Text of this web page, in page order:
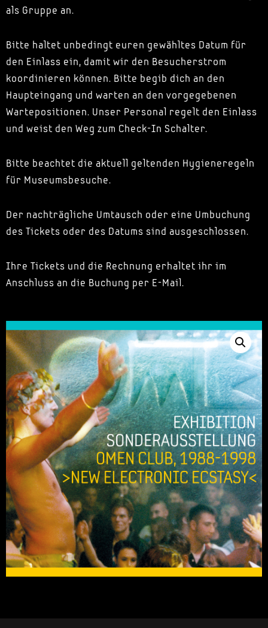
als Gruppe an.
Bitte haltet unbedingt euren gewähltes Datum für
den Einlass ein, damit wir den Besucherstrom
koordinieren können. Bitte begib dich an den
Haupteingang und warten an den vorgegebenen
Wartepositionen. Unser Personal regelt den Einlass
und weist den Weg zum Check-In Schalter.
Bitte beachtet die aktuell geltenden Hygieneregeln
für Museumsbesuche.
Der nachträgliche Umtausch oder eine Umbuchung
des Tickets oder des Datums sind ausgeschlossen.
Ihre Tickets und die Rechnung erhaltet ihr im
Anschluss an die Buchung per E-Mail.